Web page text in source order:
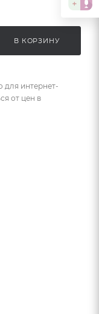
В КОРЗИНУ
для интернет-
от цен в